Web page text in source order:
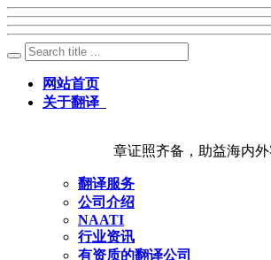
网站首页
关于翻译
章证照齐备，助益海内
翻译服务
公司介绍
NAATI
行业资讯
有资质的翻译公司